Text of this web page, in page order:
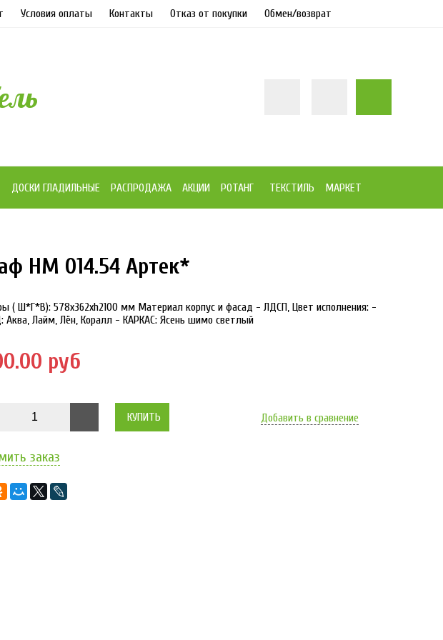
Условия оплаты Контакты Отказ от покупки Обмен/возврат
ДОСКИ ГЛАДИЛЬНЫЕ РАСПРОДАЖА АКЦИИ РОТАНГ ТЕКСТИЛЬ МАРКЕТ
НМ 014.54 Артек*
( Ш*Г*В): 578x362xh2100 мм Материал корпус и фасад - ЛДСП, Цвет исполнения: -
Аква, Лайм, Лён, Коралл - КАРКАС: Ясень шимо светлый
руб
КУПИТЬ Добавить в сравнение
заказ